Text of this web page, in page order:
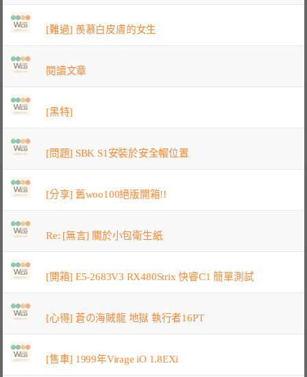
[難過] 羨慕白皮膚的女生
閱讀文章
[黑特]
[問題] SBK S1安裝於安全帽位置
[分享] 舊woo100絕版開箱!!
Re: [無言] 關於小包衛生紙
[開箱] E5-2683V3 RX480Strix 快睿C1 簡單測試
[心得] 蒼の海賊龍 地獄 執行者16PT
[售車] 1999年Virage iO 1.8EXi